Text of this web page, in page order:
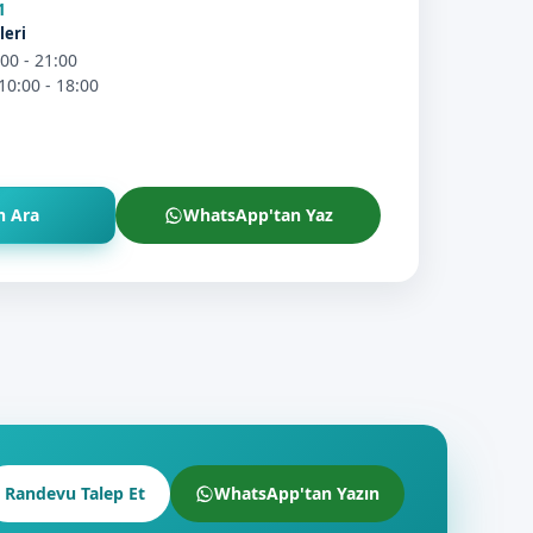
- 21:00
- 18:00
Ara WhatsApp'tan Yaz
Randevu Talep Et WhatsApp'tan Yazın